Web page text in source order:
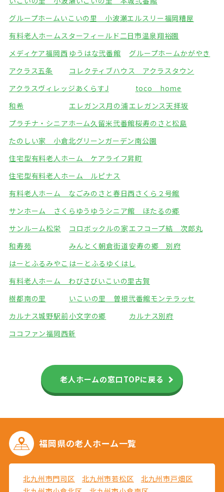
グループホームいこいの里 小波瀬エルスリー福岡糟屋
有料老人ホームスターフィールド二日市温泉翔裕園
メディケア福岡西 ゆうはな弐番館
グループホームかがやき
アクラス五条
コレクティブハウス アクラスタウン
アクラスヴィレッジ あくらすJ
toco home
和希
エレガンス月の浦エレガンス天拝坂
プラチナ・シニアホーム久留米弐番館桜寿のさと松島
たのしい家 小倉北グリーンガーデン南公園
住宅型有料老人ホーム ケアライフ昇町
住宅型有料老人ホーム ルピナス
有料老人ホーム なごみのさと春日西さくら２号館
サンホーム さくら ゆうゆうシニア館 ほたるの郷
サンルーム松栄
コロボックルの家エフコープ結 次郎丸
和寿苑
みんとく朝倉街道安寿の郷 別府
はーとふるみやこ はーとふるゆくはし
有料老人ホーム わびさびいこいの里古賀
樹都南の里
いこいの里 曽根弐番館モンテラッセ
カルナス城野駅前小文字の郷
カルナス別府
ココファン福岡西新
老人ホームの窓口TOPに戻る
福岡県の老人ホーム一覧
北九州市門司区 北九州市若松区
北九州市戸畑区